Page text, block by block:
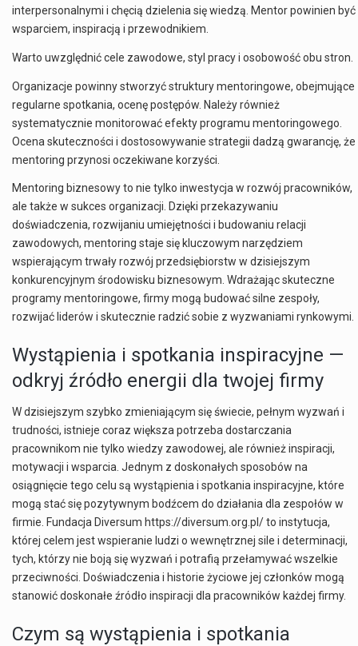
interpersonalnymi i chęcią dzielenia się wiedzą. Mentor powinien być
wsparciem, inspiracją i przewodnikiem.
Warto uwzględnić cele zawodowe, styl pracy i osobowość obu stron.
Organizacje powinny stworzyć struktury mentoringowe, obejmujące
regularne spotkania, ocenę postępów. Należy również
systematycznie monitorować efekty programu mentoringowego.
Ocena skuteczności i dostosowywanie strategii dadzą gwarancję, że
mentoring przynosi oczekiwane korzyści.
Mentoring biznesowy to nie tylko inwestycja w rozwój pracowników,
ale także w sukces organizacji. Dzięki przekazywaniu
doświadczenia, rozwijaniu umiejętności i budowaniu relacji
zawodowych, mentoring staje się kluczowym narzędziem
wspierającym trwały rozwój przedsiębiorstw w dzisiejszym
konkurencyjnym środowisku biznesowym. Wdrażając skuteczne
programy mentoringowe, firmy mogą budować silne zespoły,
rozwijać liderów i skutecznie radzić sobie z wyzwaniami rynkowymi.
Wystąpienia i spotkania inspiracyjne —
odkryj źródło energii dla twojej firmy
W dzisiejszym szybko zmieniającym się świecie, pełnym wyzwań i
trudności, istnieje coraz większa potrzeba dostarczania
pracownikom nie tylko wiedzy zawodowej, ale również inspiracji,
motywacji i wsparcia. Jednym z doskonałych sposobów na
osiągnięcie tego celu są wystąpienia i spotkania inspiracyjne, które
mogą stać się pozytywnym bodźcem do działania dla zespołów w
firmie. Fundacja Diversum https://diversum.org.pl/to instytucja,
której celem jest wspieranie ludzi o wewnętrznej sile i determinacji,
tych, którzy nie boją się wyzwań i potrafią przełamywać wszelkie
przeciwności. Doświadczenia i historie życiowe jej członków mogą
stanowić doskonałe źródło inspiracji dla pracowników każdej firmy.
Czym są wystąpienia i spotkania